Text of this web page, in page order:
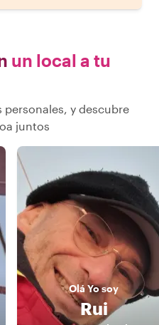
un local a tu
personales, y descubre
juntos
Olá Yo soy
Rui